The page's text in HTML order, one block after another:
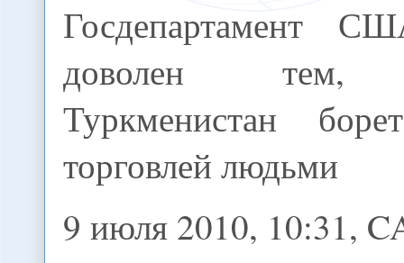
Госдепартамент
доволен тем,
Туркменистан
торговлей людьми
9 июля 2010, 10:31,